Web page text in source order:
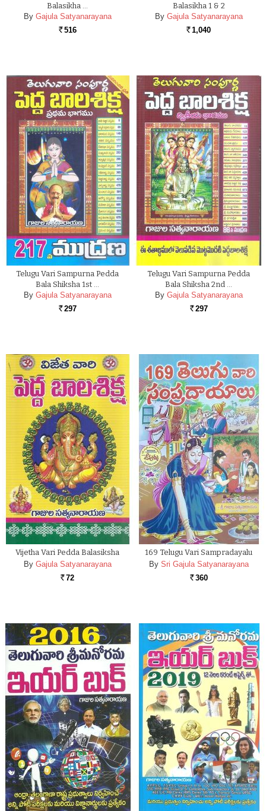
Balasikha …
By Gajula Satyanarayana
Rs. 516
Balasikha 1 & 2
By Gajula Satyanarayana
Rs. 1,040
Telugu Vari Sampurna Pedda
Bala Shiksha 1st …
By Gajula Satyanarayana
Rs. 297
Telugu Vari Sampurna Pedda
Bala Shiksha 2nd …
By Gajula Satyanarayana
Rs. 297
Vijetha Vari Pedda Balasiksha
By Gajula Satyanarayana
Rs. 72
169 Telugu Vari Sampradayalu
By Sri Gajula Satyanarayana
Rs. 360